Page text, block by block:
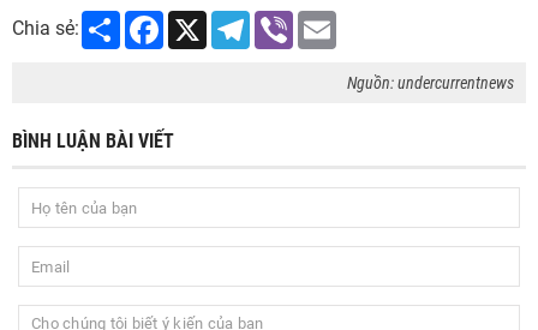
Chia sẻ:
Share Facebook
X Telegram
Viber
Nguồn: undercurrentnews
BÌNH LUẬN BÀI VIẾT